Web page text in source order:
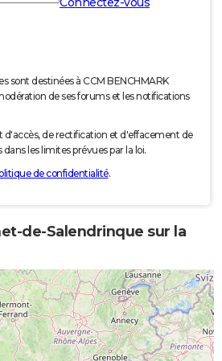
sont destinées à CCM BENCHMARK
de ses forums et les notifications
d'accès, de rectification et d'effacement de
les limites prévues par la loi.
de confidentialité.
de-Salendrinque sur la